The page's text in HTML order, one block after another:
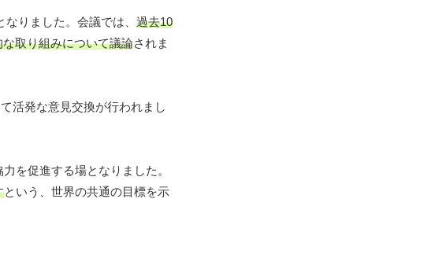
りました。会議では、 過去10
取り組みについて議論されま
活発な意見交換が行われまし
を促進する場となりました。
という、世界の共通の目標を示